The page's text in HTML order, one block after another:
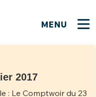
MENU
2017
FERMER
proposer ?